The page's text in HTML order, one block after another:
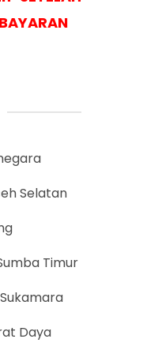
Selatan
Timur
Daya